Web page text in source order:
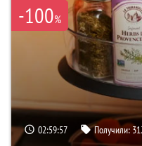
-100%
02:59:57 Получили: